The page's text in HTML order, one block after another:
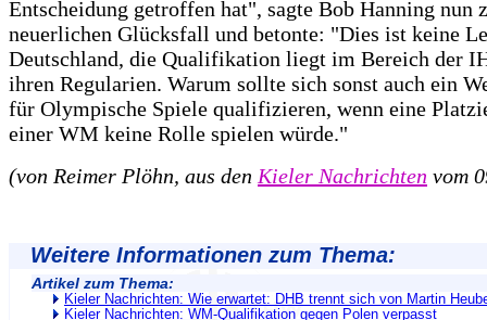
Entscheidung getroffen hat", sagte Bob Hanning nun
neuerlichen Glücksfall und betonte: "Dies ist keine
Deutschland, die Qualifikation liegt im Bereich der
ihren Regularien. Warum sollte sich sonst auch ein
für Olympische Spiele qualifizieren, wenn eine
einer WM keine Rolle spielen würde."
(von Reimer Plöhn, aus den Kieler Nachrichten vom
Weitere Informationen zum Thema:
Artikel zum Thema:
Kieler Nachrichten: Wie erwartet: DHB trennt sich von Martin
Kieler Nachrichten: WM-Qualifikation gegen Polen verpasst